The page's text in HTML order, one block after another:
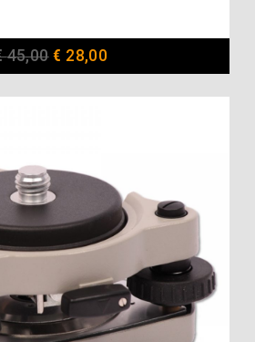
45,00€ 28,00